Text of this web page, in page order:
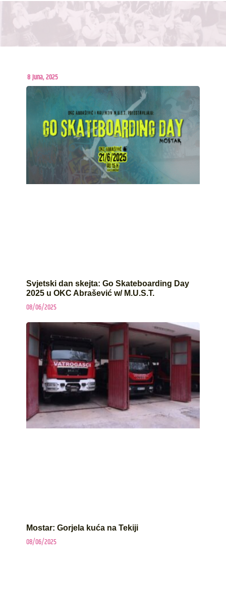
8 Juna, 2025
Svjetski dan skejta: Go Skateboarding Day
2025 u OKC Abrašević w/ M.U.S.T.
08/06/2025
Mostar: Gorjela kuća na Tekiji
08/06/2025